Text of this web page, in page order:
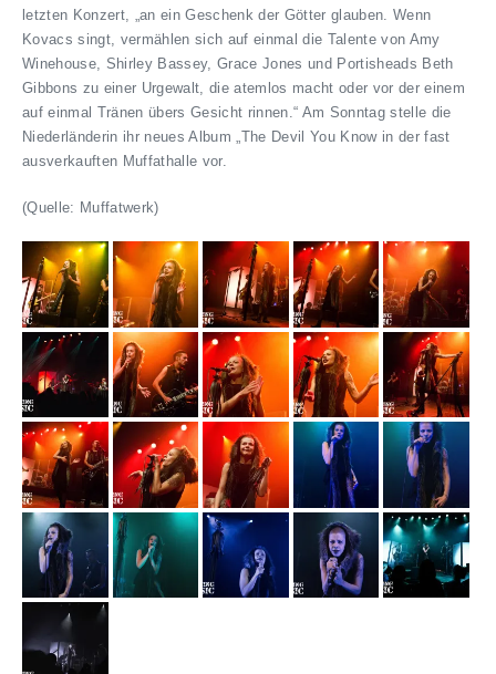
letzten Konzert, „an ein Geschenk der Götter glauben. Wenn
Kovacs singt, vermählen sich auf einmal die Talente von Amy
Winehouse, Shirley Bassey, Grace Jones und Portisheads Beth
Gibbons zu einer Urgewalt, die atemlos macht oder vor der einem
auf einmal Tränen übers Gesicht rinnen.“ Am Sonntag stelle die
Niederländerin ihr neues Album „The Devil You Know in der fast
ausverkauften Muffathalle vor.
(Quelle: Muffatwerk)